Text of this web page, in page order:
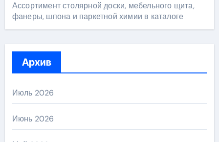
Ассортимент столярной доски, мебельного щита,
фанеры, шпона и паркетной химии в каталоге
Архив
Июль 2026
Июнь 2026